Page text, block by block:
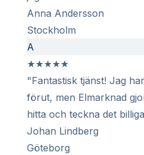
Anna Andersson
Stockholm
A
★★★★★
"Fantastisk tjänst! Jag
förut, men Elmarknad
hitta och teckna det
Johan Lindberg
Göteborg